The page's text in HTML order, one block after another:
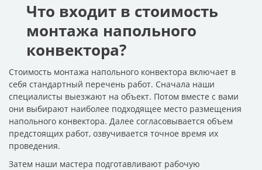
Что входит в стоимость
монтажа напольного
конвектора?
Стоимость монтажа напольного конвектора включает в
себя стандартный перечень работ. Сначала наши
специалисты выезжают на объект. Потом вместе с вами
они выбирают наиболее подходящее место размещения
напольного конвектора. Далее согласовывается объем
предстоящих работ, озвучивается точное время их
проведения.
Затем наши мастера подготавливают рабочую